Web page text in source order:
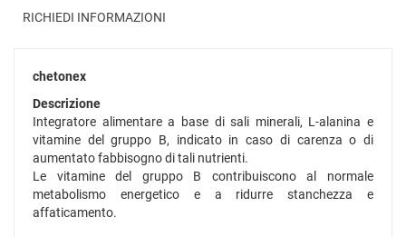
RICHIEDI INFORMAZIONI
chetonex
Descrizione
Integratore alimentare a base di sali minerali, L-alanina e
vitamine del gruppo B, indicato in caso di carenza o di
aumentato fabbisogno di tali nutrienti.
Le vitamine del gruppo B contribuiscono al normale
metabolismo energetico e a ridurre stanchezza e
affaticamento.